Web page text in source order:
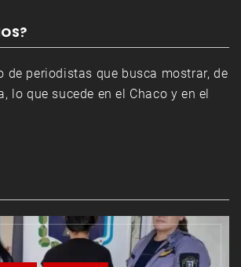
de periodistas que busca mostrar, de
lo que sucede en el Chaco y en el